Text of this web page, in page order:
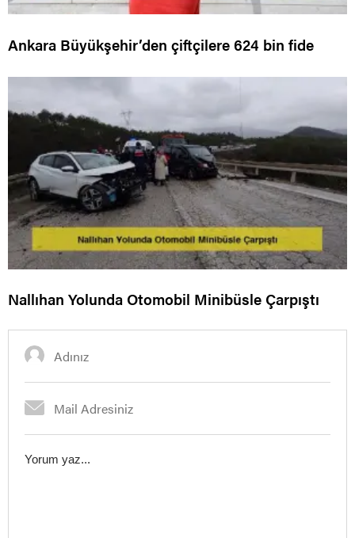
Ankara Büyükşehir’den çiftçilere 624 bin fide
Nallıhan Yolunda Otomobil Minibüsle Çarpıştı